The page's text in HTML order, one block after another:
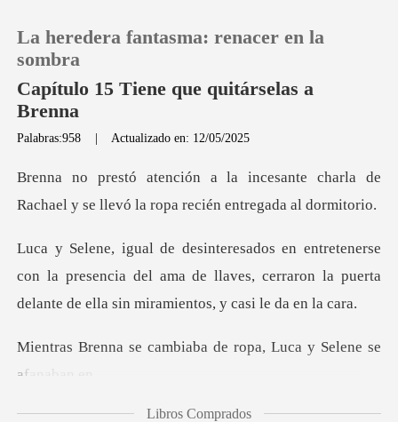
Recargar
Salir
Instalar APP
La heredera fantasma: renacer en la
sombra
Capítulo 15 Tiene que quitárselas a
Brenna
Palabras:958 | Actualizado en: 12/05/2025
ante charla de
Rachael y se llevó la
on la presencia del ama de llaves, cerraron la puerta
de
biaba de ropa, Luca y
Libros Comprados